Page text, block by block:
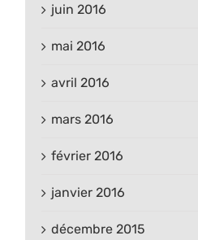
juin 2016
mai 2016
avril 2016
mars 2016
février 2016
janvier 2016
décembre 2015